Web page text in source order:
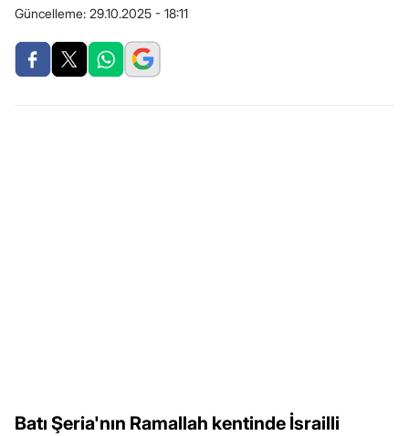
Güncelleme: 29.10.2025 - 18:11
Batı Şeria'nın Ramallah kentinde İsrailli